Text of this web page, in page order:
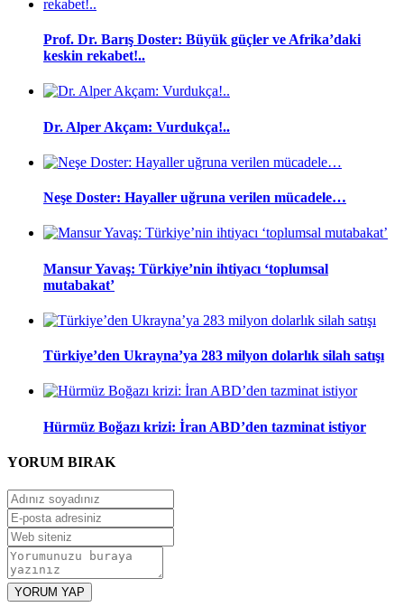
Prof. Dr. Barış Doster: Büyük güçler ve Afrika’daki
keskin rekabet!..
Dr. Alper Akçam: Vurdukça!..
Neşe Doster: Hayaller uğruna verilen mücadele…
Mansur Yavaş: Türkiye’nin ihtiyacı ‘toplumsal
mutabakat’
Türkiye’den Ukrayna’ya 283 milyon dolarlık silah satışı
Hürmüz Boğazı krizi: İran ABD’den tazminat istiyor
YORUM BIRAK
YORUM YAP